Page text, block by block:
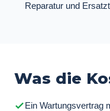
Reparatur und
Was die
Ein Wartungsvertrag